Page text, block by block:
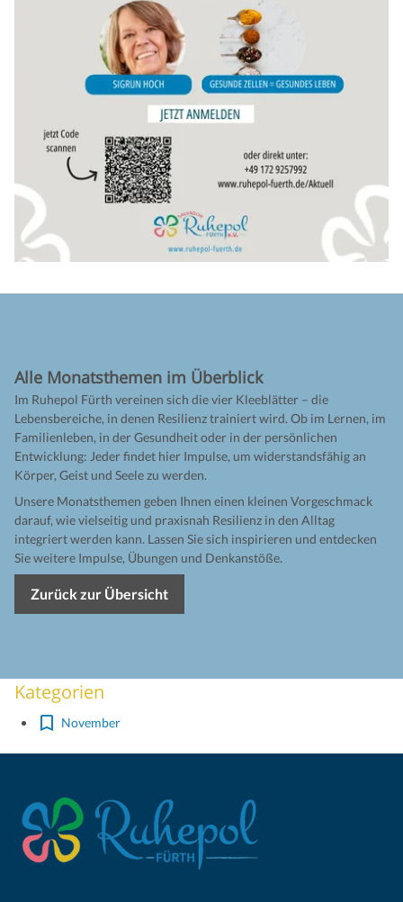
Alle Monatsthemen im Überblick
Im Ruhepol Fürth vereinen sich die vier Kleeblätter – die
Lebensbereiche, in denen Resilienz trainiert wird. Ob im Lernen, im
Familienleben, in der Gesundheit oder in der persönlichen
Entwicklung: Jeder findet hier Impulse, um widerstandsfähig an
Körper, Geist und Seele zu werden.
Unsere Monatsthemen geben Ihnen einen kleinen Vorgeschmack
darauf, wie vielseitig und praxisnah Resilienz in den Alltag
integriert werden kann. Lassen Sie sich inspirieren und entdecken
Sie weitere Impulse, Übungen und Denkanstöße.
Zurück zur Übersicht
Kategorien
November